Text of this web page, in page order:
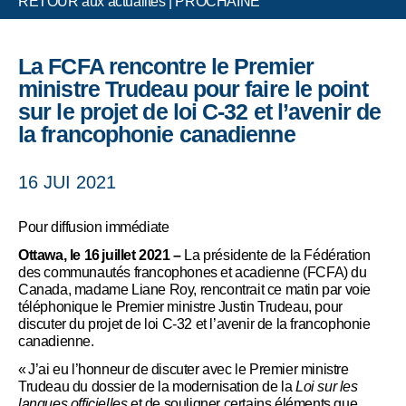
La FCFA rencontre le Premier
ministre Trudeau pour faire le point
sur le projet de loi C-32 et l’avenir de
la francophonie canadienne
16 JUI 2021
Pour diffusion immédiate
Ottawa, le 16 juillet 2021 – La présidente de la Fédération
des communautés francophones et acadienne (FCFA) du
Canada, madame Liane Roy, rencontrait ce matin par voie
téléphonique le Premier ministre Justin Trudeau, pour
discuter du projet de loi C-32 et l’avenir de la francophonie
canadienne.
« J’ai eu l’honneur de discuter avec le Premier ministre
Trudeau du dossier de la modernisation de laLoi sur les